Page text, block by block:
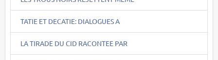
TATIE ET DECATIE: DIALOGUES A
LA TIRADE DU CID RACONTEE PAR